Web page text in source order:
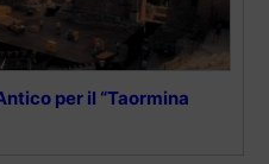
per il “Taormina